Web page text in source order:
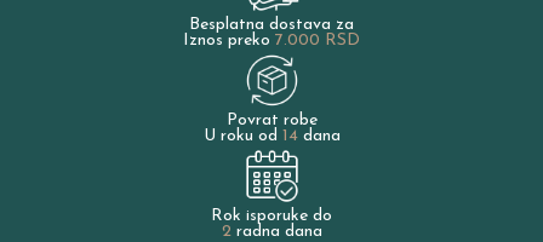
Besplatna dostava za
Iznos preko 7.000 RSD
Povrat robe
U roku od 14dana
Rok isporuke do
2radna dana